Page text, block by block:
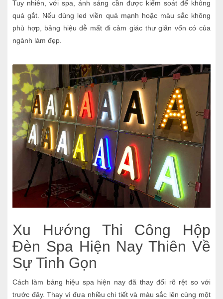
Tuy nhiên, với spa, ánh sáng cần được kiểm soát để không
quá gắt. Nếu dùng led viền quá mạnh hoặc màu sắc không
phù hợp, bảng hiệu dễ mất đi cảm giác thư giãn vốn có của
ngành làm đẹp.
Xu Hướng Thi Công Hộp
Đèn Spa Hiện Nay Thiên Về
Sự Tinh Gọn
Cách làm bảng hiệu spa hiện nay đã thay đổi rõ rệt so với
trước đây. Thay vì đưa nhiều chi tiết và màu sắc lên cùng một